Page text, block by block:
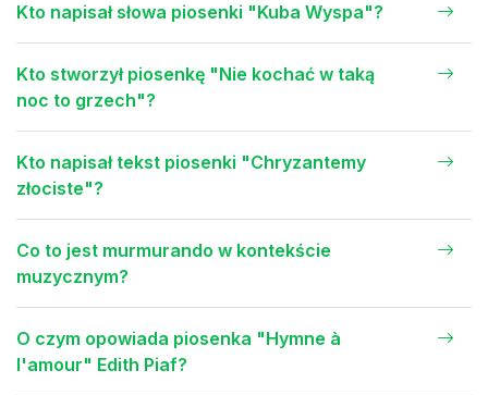
Kto napisał słowa piosenki "Kuba Wyspa"?
Kto stworzył piosenkę "Nie kochać w taką
noc to grzech"?
Kto napisał tekst piosenki "Chryzantemy
złociste"?
Co to jest murmurando w kontekście
muzycznym?
O czym opowiada piosenka "Hymne à
l'amour" Edith Piaf?